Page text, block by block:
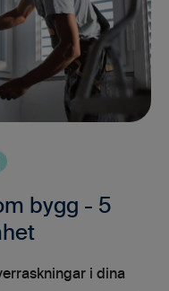
bygg - 5
i dina